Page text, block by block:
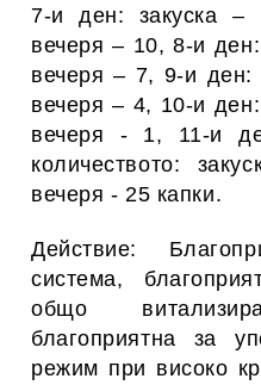
7-и ден: закуска
вечеря – 10, 8-и
вечеря – 7, 9-и ден:
вечеря – 4, 10-и
вечеря - 1, 11-и
количеството:
вечеря - 25 капки.
Действие:
система,
общо
благоприятна за
режим при високо